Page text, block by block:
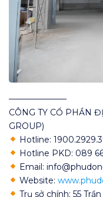
———————
CÔNG TY CỔ PHẦN
GROUP)
Hotline:
Hotline PKD: 089
Email:
Website:
Trụ sở chính: 55